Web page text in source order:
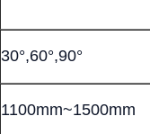
30°,60°,90°
1100mm~1500mm